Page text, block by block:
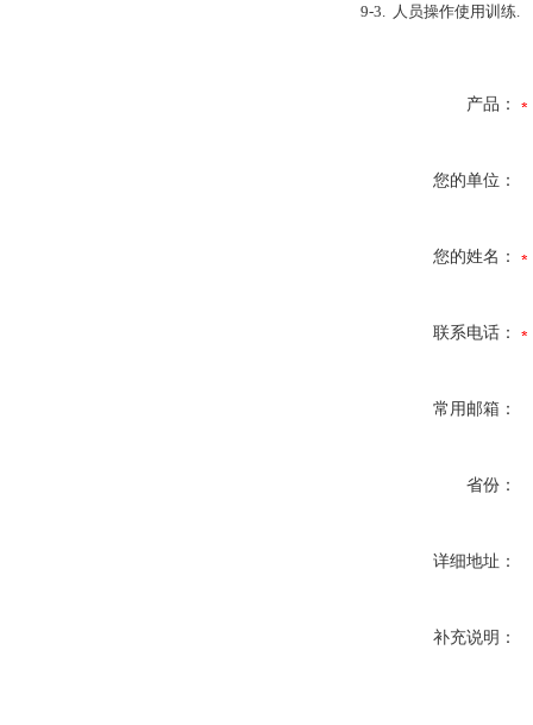
9-3. 人员操作使用训练.
产品：
您的单位：
您的姓名：
联系电话：
常用邮箱：
省份：
详细地址：
补充说明：